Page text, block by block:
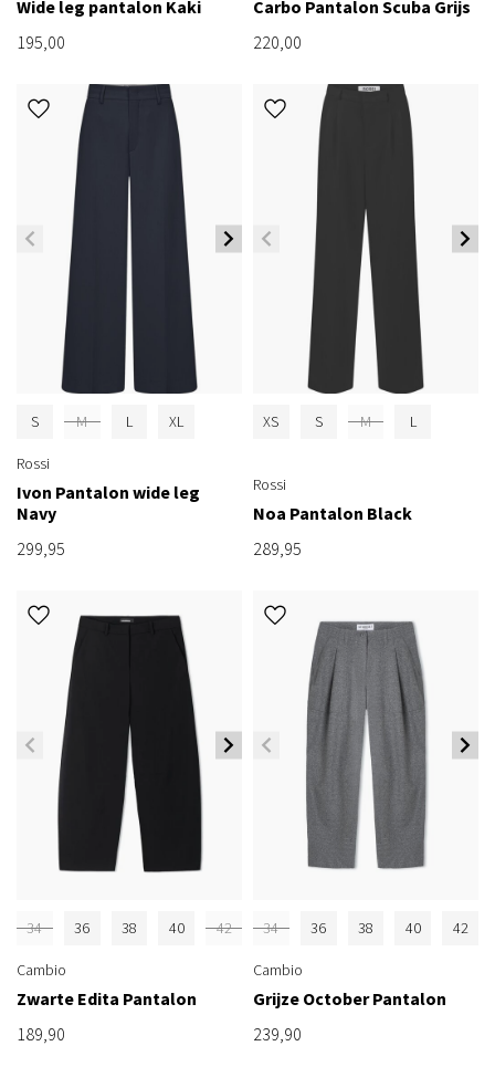
Wide leg pantalon Kaki
195,00
Carbo Pantalon Scuba Grijs
220,00
S M L XL
Rossi
Ivon Pantalon wide leg
Navy
299,95
XS S M L
Rossi
Noa Pantalon Black
289,95
34 36 38 40 42
Cambio
Zwarte Edita Pantalon
189,90
34 36 38 40 42
Cambio
Grijze October Pantalon
239,90